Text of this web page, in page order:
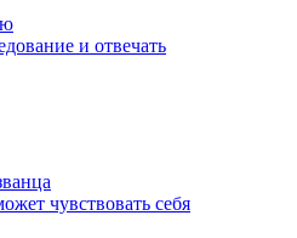
и отвечать
чувствовать себя